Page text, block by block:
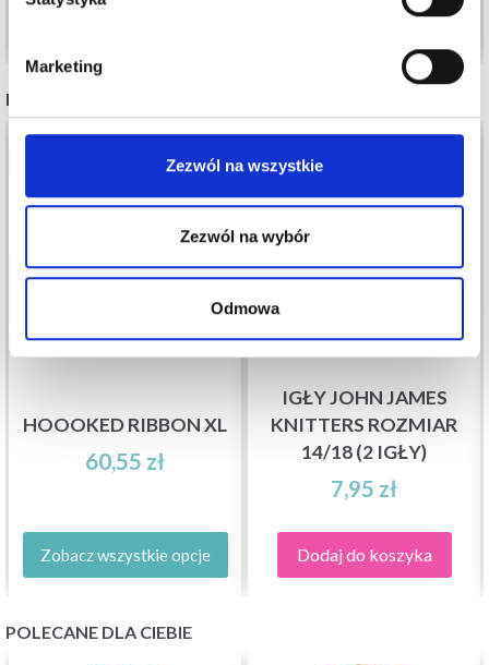
Marketing
Zezwól na wszystkie
Zezwól na wybór
Odmowa
Dodaj do koszyka
INNI TEŻ WIDZIELI
HOOOKED RIBBON XL
60,55 zł
Zobacz wszystkie opcje
IGŁY JOHN JAMES
KNITTERS ROZMIAR
14/18 (2 IGŁY)
7,95 zł
Dodaj do koszyka
POLECANE DLA CIEBIE